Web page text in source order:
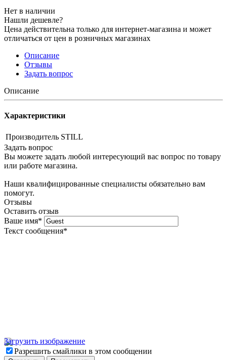
Нет в наличии
Нашли дешевле?
Цена действительна только для интернет-магазина и может
отличаться от цен в розничных магазинах
Описание
Отзывы
Задать вопрос
Описание
Характеристики
Производитель STILL
Задать вопрос
Вы можете задать любой интересующий вас вопрос по товару
или работе магазина.
Наши квалифицированные специалисты обязательно вам
помогут.
Отзывы
Оставить отзыв
Ваше имя*
Текст сообщения*
Загрузить изображение
Разрешить смайлики в этом сообщении